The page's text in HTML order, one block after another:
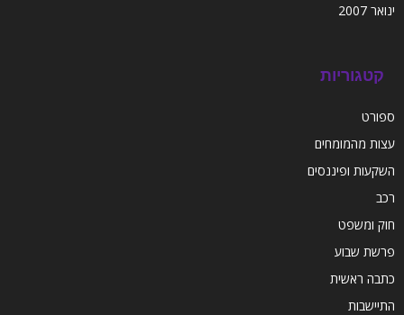
ינואר 2007
קטגוריות
ספורט
עצות מהמומחים
השקעות ופיננסים
רכב
חוק ומשפט
פרשת שבוע
כתבה ראשית
התיישבות